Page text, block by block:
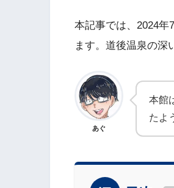
本記事では、2024年
ます。道後温泉の深
あぐ
本館
たよ